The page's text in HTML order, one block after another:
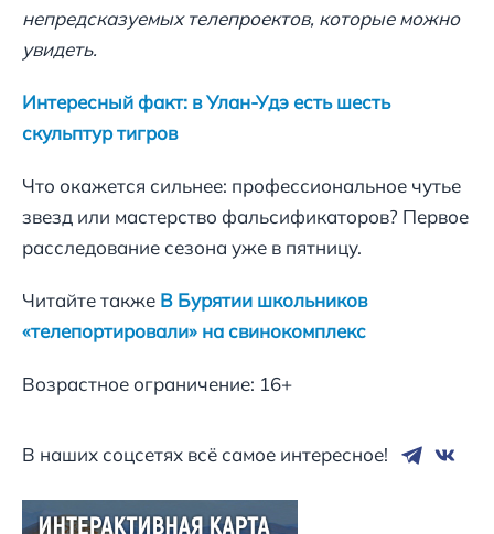
непредсказуемых телепроектов, которые можно
увидеть.
Интересный факт: в Улан-Удэ есть шесть
скульптур тигров
Что окажется сильнее: профессиональное чутье
звезд или мастерство фальсификаторов? Первое
расследование сезона уже в пятницу.
Читайте также В Бурятии школьников
«телепортировали» на свинокомплекс
Возрастное ограничение: 16+
В наших соцсетях всё самое интересное!